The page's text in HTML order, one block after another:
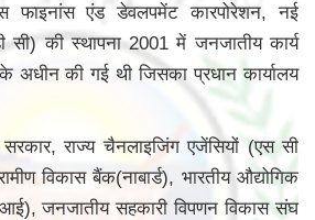
फाइनांस एंड डेवलपमेंट कारपोरेशन, नई
सी) की स्थापना 2001 में जनजातीय कार्य
अधीन की गई थी जिसका प्रधान कार्यालय
राज्य चैनलाइजिंग एजेंसियों (एस सी
विकास बैंक(नाबार्ड), भारतीय औद्योगिक
जनजातीय सहकारी विपणन विकास संघ